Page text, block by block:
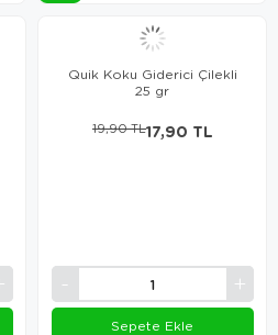
Quik Koku Giderici Çilekli
25 gr
17,90 TL
19,90 TL
Sepete Ekle